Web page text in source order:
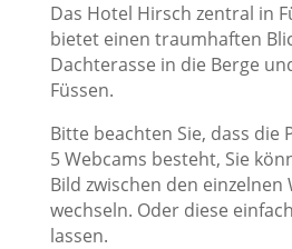
Das Hotel Hirsch zentral in
bietet einen traumhaften
Dachterasse in die Berge
Füssen.
Bitte beachten Sie, dass die
5 Webcams besteht, Sie
Bild zwischen den einzelnen
wechseln. Oder diese
lassen.